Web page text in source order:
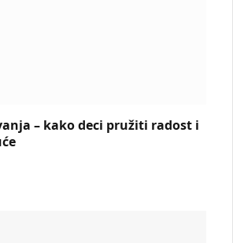
– kako deci pružiti radost i